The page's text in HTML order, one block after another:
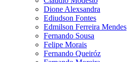
Dione Alexsandra
Ediudson Fontes
Edmilson Ferreira Mendes
Fernando Sousa
Felipe Morais
Fernando Queiróz